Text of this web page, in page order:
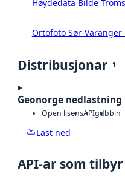
Høydedata Bilde
Ortofoto Sør-
Distribusjonar 1
Geonorge nedlastning
Open lisensAPIgdbbin
Last ned
API-ar som